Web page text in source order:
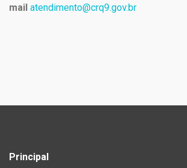
mail atendimento@crq9.gov.br
Principal